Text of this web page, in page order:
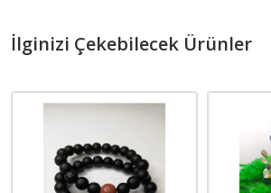
İlginizi Çekebilecek Ürünler